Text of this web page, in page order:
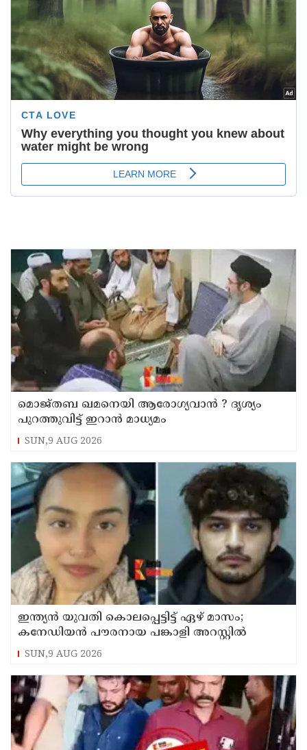
മൊജ്തബ ഖമനെയി ആരോഗ്യവാന്‍ ? ദൃശ്യം
പുറത്തുവിട്ട് ഇറാന്‍ മാധ്യമം
SUN,9 AUG 2026
ഇന്ത്യന്‍ യുവതി കൊലപ്പെട്ടിട്ട് ഏഴ് മാസം;
കനേഡിയന്‍ പൗരനായ പങ്കാളി അറസ്റ്റില്‍
SUN,9 AUG 2026